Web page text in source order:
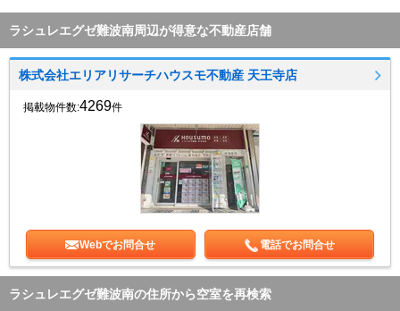
ラシュレエグゼ難波南周辺が得意な不動産店舗
株式会社エリアリサーチハウスモ不動産 天王寺店
掲載物件数:4269件
Webでお問合せ 電話でお問合せ
ラシュレエグゼ難波南の住所から空室を再検索